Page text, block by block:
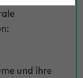
und ihre